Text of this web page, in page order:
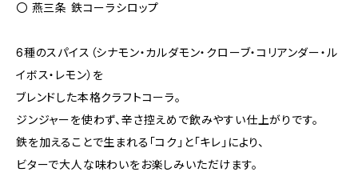
〇 燕三条 鉄コーラシロップ
6種のスパイス（シナモン・カルダモン・クローブ・コリアンダー・ル
イボス・レモン）を
ブレンドした本格クラフトコーラ。
ジンジャーを使わず、辛さ控えめで飲みやすい仕上がりです。
鉄を加えることで生まれる「コク」と「キレ」により、
ビターで大人な味わいをお楽しみいただけます。